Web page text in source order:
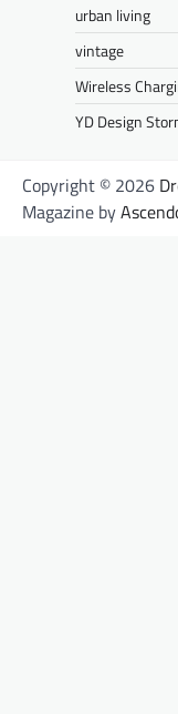
urban living
vintage
Wireless
YD Design
Copyright © 2026
Magazine by